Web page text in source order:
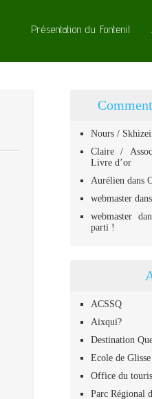
Présentation du Fontenil
Nours /
Claire /
Livre d’or
Aurélien dans
webmasterdans
webmaster
parti !
ACSSQ
Aixqui?
Destination
Ecole de
Office du
Parc Régional